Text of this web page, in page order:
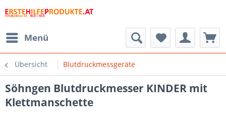
Menü
Übersicht Blutdruckmessgeräte
Söhngen Blutdruckmesser KINDER mit
Klettmanschette